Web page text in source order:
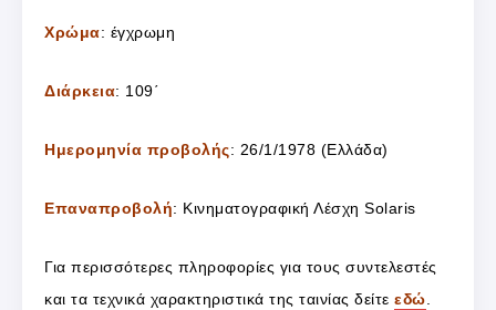
Χρώμα: έγχρωμη
Διάρκεια: 109΄
Ημερομηνία προβολής: 26/1/1978 (Ελλάδα)
Επαναπροβολή: Κινηματογραφική Λέσχη Solaris
Για περισσότερες πληροφορίες για τους συντελεστές
και τα τεχνικά χαρακτηριστικά της ταινίας δείτε εδώ